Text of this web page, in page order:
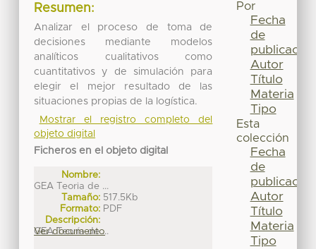
Resumen:
Analizar el proceso de toma de
decisiones mediante modelos
analíticos cualitativos como
cuantitativos y de simulación para
elegir el mejor resultado de las
situaciones propias de la logística.
Mostrar el registro completo del
objeto digital
Ficheros en el objeto digital
Nombre:
GEA Teoria de ...
Tamaño: 517.5Kb
Formato: PDF
Descripción:
GEA Teoría de ...
Ver documento
Por
Fecha
de
publicación
Autor
Título
Materia
Tipo
Esta
colección
Fecha
de
publicación
Autor
Título
Materia
Tipo